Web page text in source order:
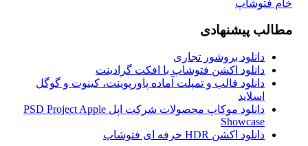
خام فتوشاپ
مطالب پیشنهادی
دانلود بروشور تجاری
دانلود اکشن فتوشاپ با افکت گرادینت
دانلود قالب و تمپلت آماده پاورپوینت، کینوت و گوگل
اسلاید
دانلود موکاپ محصولات شرکت اپل PSD Project Apple
Showcase
دانلود اکشن HDR حرفه ای فتوشاپ